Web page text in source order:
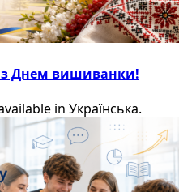
з Днем вишиванки!
in Українська.